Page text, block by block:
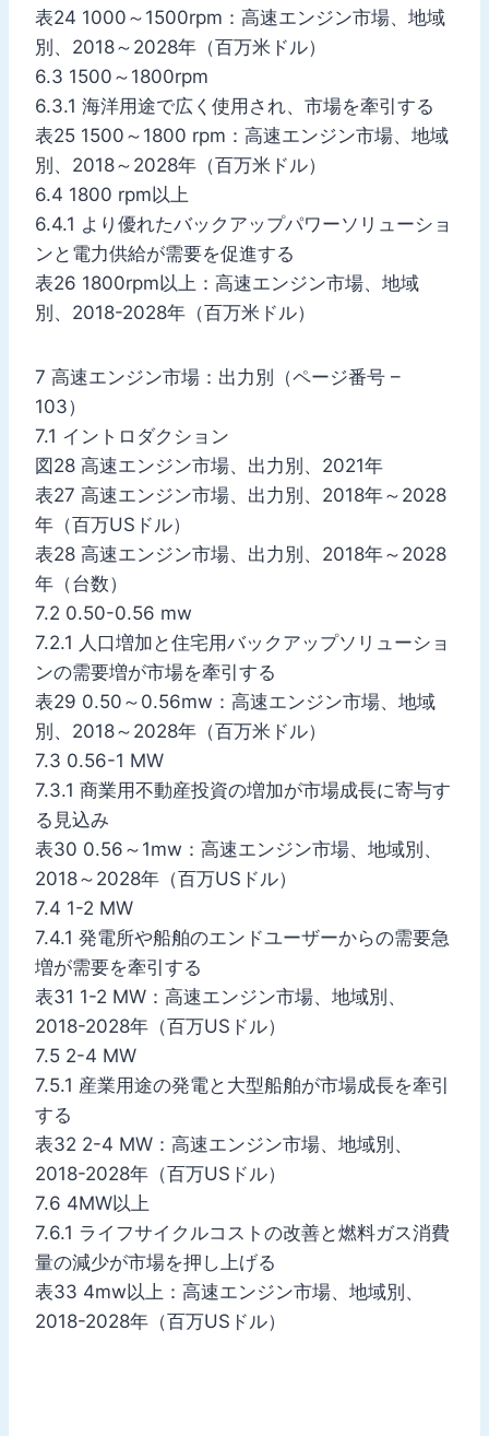
表24 1000～1500rpm：高速エンジン市場、地域
別、2018～2028年（百万米ドル）
6.3 1500～1800rpm
6.3.1 海洋用途で広く使用され、市場を牽引する
表25 1500～1800 rpm：高速エンジン市場、地域
別、2018～2028年（百万米ドル）
6.4 1800 rpm以上
6.4.1 より優れたバックアップパワーソリューショ
ンと電力供給が需要を促進する
表26 1800rpm以上：高速エンジン市場、地域
別、2018-2028年（百万米ドル）
7 高速エンジン市場：出力別（ページ番号 –
103）
7.1 イントロダクション
図28 高速エンジン市場、出力別、2021年
表27 高速エンジン市場、出力別、2018年～2028
年（百万USドル）
表28 高速エンジン市場、出力別、2018年～2028
年（台数）
7.2 0.50-0.56 mw
7.2.1 人口増加と住宅用バックアップソリューショ
ンの需要増が市場を牽引する
表29 0.50～0.56mw：高速エンジン市場、地域
別、2018～2028年（百万米ドル）
7.3 0.56-1 MW
7.3.1 商業用不動産投資の増加が市場成長に寄与す
る見込み
表30 0.56～1mw：高速エンジン市場、地域別、
2018～2028年（百万USドル）
7.4 1-2 MW
7.4.1 発電所や船舶のエンドユーザーからの需要急
増が需要を牽引する
表31 1-2 MW：高速エンジン市場、地域別、
2018-2028年（百万USドル）
7.5 2-4 MW
7.5.1 産業用途の発電と大型船舶が市場成長を牽引
する
表32 2-4 MW：高速エンジン市場、地域別、
2018-2028年（百万USドル）
7.6 4MW以上
7.6.1 ライフサイクルコストの改善と燃料ガス消費
量の減少が市場を押し上げる
表33 4mw以上：高速エンジン市場、地域別、
2018-2028年（百万USドル）